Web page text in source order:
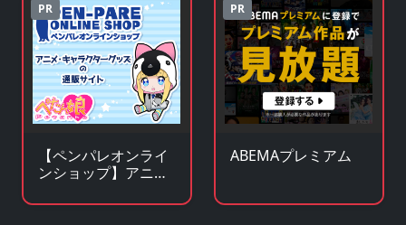
PR
【ペンパレオンライ
ンショップ】アニ
ッズの通販サイト
PR
ABEMAプレミアム